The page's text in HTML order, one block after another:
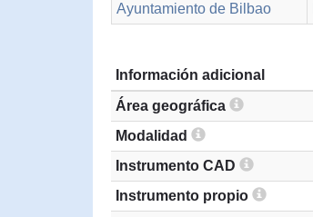
Ayuntamiento de Bilbao
Información adicional
Área geográfica
Modalidad
Instrumento CAD
Instrumento propio